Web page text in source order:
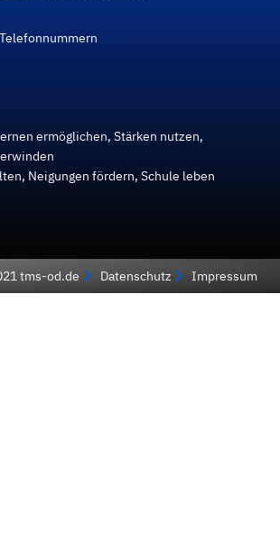
ermöglichen, Stärken nutzen,
Neigungen fördern, Schule leben
tms-od.de Datenschutz Impressum